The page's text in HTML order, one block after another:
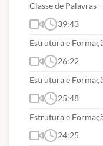
CONTEÚDOS
1) LÍNGUA
Compreensão e
e conotação.
coerência.
palavras. Cargo
oração e do
verbal e nominal.
Classe de Palavras
39:43
Estrutura e
26:22
Estrutura e
25:48
Estrutura e
24:25